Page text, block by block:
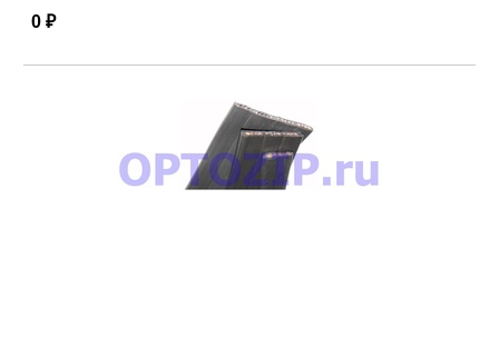
0 ₽